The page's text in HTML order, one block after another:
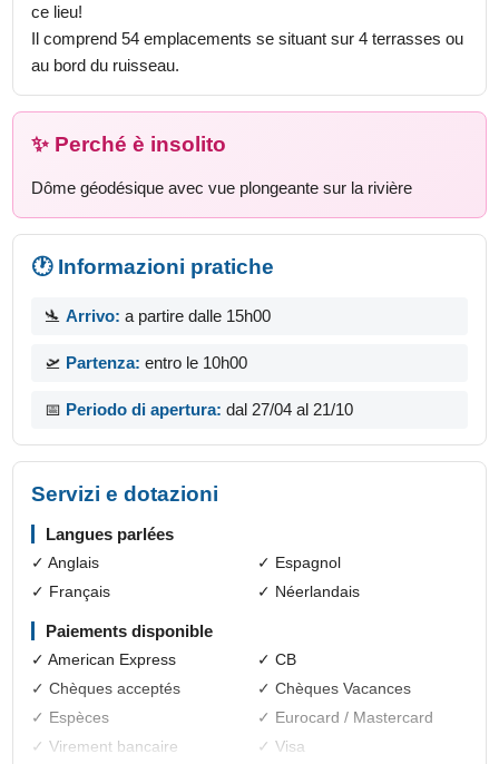
ce lieu!
Il comprend 54 emplacements se situant sur 4 terrasses ou
au bord du ruisseau.
✨ Perché è insolito
Dôme géodésique avec vue plongeante sur la rivière
🕐 Informazioni pratiche
🛬Arrivo: a partire dalle 15h00
🛫 Partenza: entro le 10h00
📅 Periodo di apertura: dal 27/04 al 21/10
Servizi e dotazioni
Langues parlées
✓ Anglais
✓ Espagnol
✓ Français
✓ Néerlandais
Paiements disponible
✓ American Express
✓ CB
✓ Chèques acceptés
✓ Chèques Vacances
✓ Espèces
✓ Eurocard / Mastercard
✓ Virement bancaire
✓ Visa